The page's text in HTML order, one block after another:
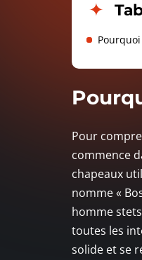
Pour
commence
chapeaux
nomme «
homme
toutes les
solide et se